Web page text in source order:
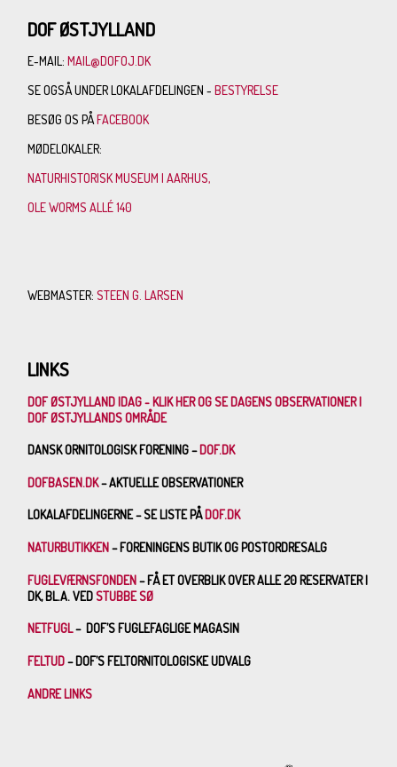
DOF ØSTJYLLAND
E-MAIL:MAIL@DOFOJ.DK
SE OGSÅ UNDER LOKALAFDELINGEN -BESTYRELSE
BESØG OS PÅFACEBOOK
MØDELOKALER:
NATURHISTORISK MUSEUM I AARHUS,
OLE WORMS ALLÉ 140
WEBMASTER:STEEN G. LARSEN
LINKS
DOF ØSTJYLLAND IDAG - KLIK HER OG SE DAGENS OBSERVATIONER I
DOF ØSTJYLLANDS OMRÅDE
DANSK ORNITOLOGISK FORENING –DOF.DK
DOFBASEN.DK– AKTUELLE OBSERVATIONER
LOKALAFDELINGERNE – SE LISTE PÅ DOF.DK
NATURBUTIKKEN– FORENINGENS BUTIK OG POSTORDRESALG
FUGLEVÆRNSFONDEN– FÅ ET OVERBLIK OVER ALLE 20 RESERVATER I
DK, BL.A. VEDSTUBBE SØ
NETFUGL– DOF’S FUGLEFAGLIGE MAGASIN
FELTUD– DOF’S FELTORNITOLOGISKE UDVALG
ANDRE LINKS